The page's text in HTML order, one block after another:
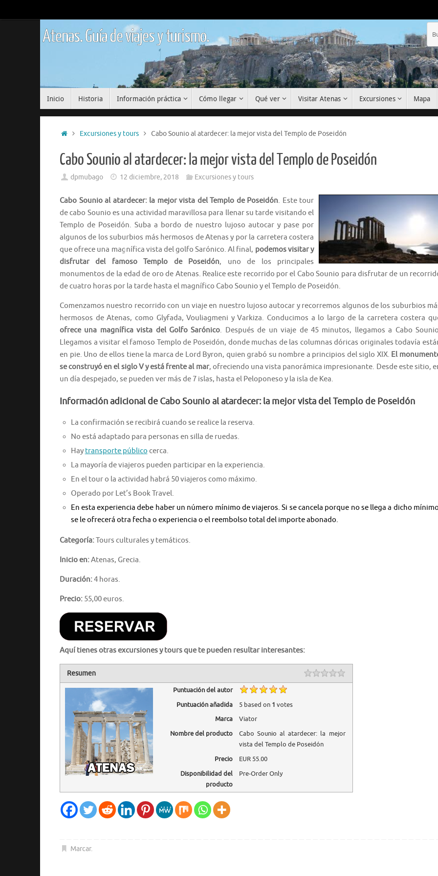
al
Atenas. Guía de viajes y turismo.
Inicio Historia Información práctica Cómo llegar Qué ver Visitar Atenas Excursiones Mapa
InicioExcursiones y tours Cabo Sounio al atardecer: la mejor vista del Templo de Poseidón
Cabo Sounio al atardecer: la mejor vista del Templo de Poseidón
dpmubago 12 diciembre, 2018 Excursiones y tours
Cabo Sounio al atardecer: la mejor vista del Templo de Poseidón. Este tour
de cabo Sounio es una actividad maravillosa para llenar su tarde visitando el
Templo de Poseidón. Suba a bordo de nuestro lujoso autocar y pase por
algunos de los suburbios más hermosos de Atenas y por la carretera costera
que ofrece una magnífica vista del golfo Sarónico. Al final, podemos visitar y
disfrutar del famoso Templo de Poseidón, uno de los principales
monumentos de la edad de oro de Atenas. Realice este recorrido por el Cabo Sounio para disfrutar de un
de cuatro horas por la tarde hasta el magnífico Cabo Sounio y el Templo de Poseidón.
Comenzamos nuestro recorrido con un viaje en nuestro lujoso autocar y recorremos algunos de los suburbios
hermosos de Atenas, como Glyfada, Vouliagmeni y Varkiza. Conducimos a lo largo de la carretera costera
ofrece una magnífica vista del Golfo Sarónico. Después de un viaje de 45 minutos, llegamos a Cabo
Llegamos a visitar el famoso Templo de Poseidón, donde muchas de las columnas dóricas originales todavía
en pie. Uno de ellos tiene la marca de Lord Byron, quien grabó su nombre a principios del siglo XIX. El
se construyó en el siglo V y está frente al mar, ofreciendo una vista panorámica impresionante. Desde este sitio,
un día despejado, se pueden ver más de 7 islas, hasta el Peloponeso y la isla de Kea.
Información adicional de Cabo Sounio al atardecer: la mejor vista del Templo de Poseidón
La confirmación se recibirá cuando se realice la reserva.
No está adaptado para personas en silla de ruedas.
Hay transporte público cerca.
La mayoría de viajeros pueden participar en la experiencia.
En el tour o la actividad habrá 50 viajeros como máximo.
Operado por Let’s Book Travel.
En esta experiencia debe haber un número mínimo de viajeros. Si se cancela porque no se llega a dicho
se le ofrecerá otra fecha o experiencia o el reembolso total del importe abonado.
Categoría:Tours culturales y temáticos.
Inicio en:Atenas, Grecia.
Duración:4 horas.
Precio: 55,00 euros.
Aquí tienes otras excursiones y tours que te pueden resultar interesantes:
Resumen
Puntuación del autor
Puntuación añadida
5based on 1 votes
Marca
Viator
Nombre del producto
Cabo Sounio al atardecer: la mejor
vista del Templo de Poseidón
Precio
EUR55.00
Disponibilidad del
producto
Pre-Order Only
Marcar.